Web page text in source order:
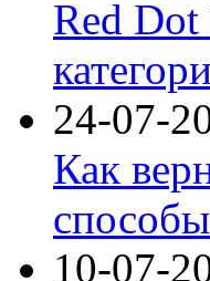
Red Dot
24-07-
Как
10-07-